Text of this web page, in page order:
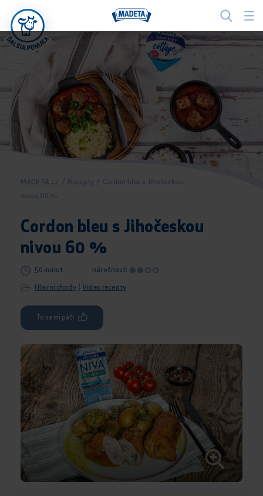
MADETA.cz / Recepty /
Cordon bleu s Jihočeskou
nivou 60 %
Cordon bleu s Jihočeskou
nivou 60 %
50 minut náročnosť:
Hlavní chody|Video recepty
To sa mi páči